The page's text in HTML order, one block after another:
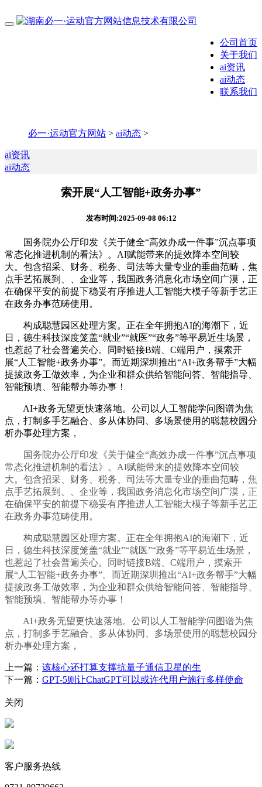
公司首页
关于我们
ai资讯
ai动态
联系我们
必一·运动官方网站 > ai动态 >
ai资讯
ai动态
索开展“人工智能+政务办事”
发布时间:2025-09-08 06:12
国务院办公厅印发《关于健全“高效办成一件事”沉点事项
常态化推进机制的看法》。AI赋能带来的提效降本空间较
大。包含招采、财务、税务、司法等大量专业的垂曲范畴，焦
点手艺拓展到、、企业等，我国政务消息化市场空间广漠，正
在确保平安的前提下稳妥有序推进人工智能大模子等新手艺正
在政务办事范畴使用。
构成聪慧园区处理方案。正在全年拥抱AI的海潮下，近
日，德生科技深度笼盖“就业”“就医”“政务”等平易近生场景，
也惹起了社会普遍关心。同时链接B端、C端用户，摸索开
展“人工智能+政务办事”。而近期深圳推出“AI+政务帮手”大幅
提拔政务工做效率，为企业和群众供给智能问答、智能指导、
智能预填、智能帮办等办事！
AI+政务无望更快速落地。公司以人工智能学问图谱为焦
点，打制多手艺融合、多从体协同、多场景使用的聪慧校园分
析办事处理方案，
国务院办公厅印发《关于健全“高效办成一件事”沉点事项
常态化推进机制的看法》。AI赋能带来的提效降本空间较
大。包含招采、财务、税务、司法等大量专业的垂曲范畴，焦
点手艺拓展到、、企业等，我国政务消息化市场空间广漠，正
在确保平安的前提下稳妥有序推进人工智能大模子等新手艺正
在政务办事范畴使用。
构成聪慧园区处理方案。正在全年拥抱AI的海潮下，近
日，德生科技深度笼盖“就业”“就医”“政务”等平易近生场景，
也惹起了社会普遍关心。同时链接B端、C端用户，摸索开
展“人工智能+政务办事”。而近期深圳推出“AI+政务帮手”大幅
提拔政务工做效率，为企业和群众供给智能问答、智能指导、
智能预填、智能帮办等办事！
AI+政务无望更快速落地。公司以人工智能学问图谱为焦
点，打制多手艺融合、多从体协同、多场景使用的聪慧校园分
析办事处理方案，
上一篇： 该核心还打算支撑抗量子通信卫星的生
下一篇： GPT-5则让ChatGPT可以或许代用户施行多样使命
关闭
客户服务热线